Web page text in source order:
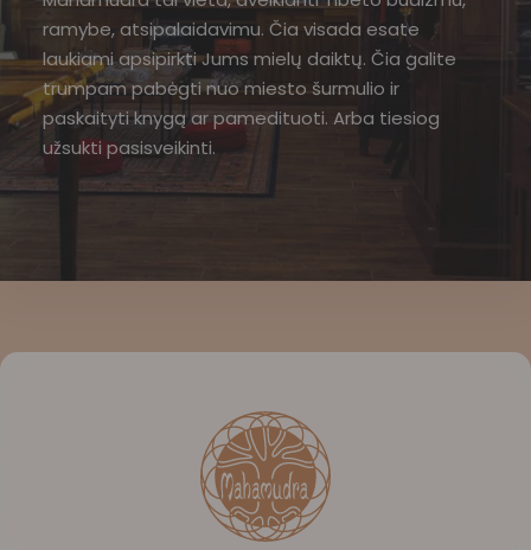
ramybe, atsipalaidavimu. Čia visada esate
laukiami apsipirkti Jums mielų daiktų. Čia galite
trumpam pabėgti nuo miesto šurmulio ir
paskaityti knygą ar pamedituoti. Arba tiesiog
užsukti pasisveikinti.